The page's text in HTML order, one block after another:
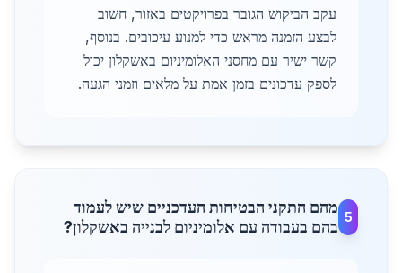
עקב הביקוש הגובר בפרויקטים באזור, חשוב
לבצע הזמנה מראש כדי למנוע עיכובים. בנוסף,
קשר ישיר עם מחסני האלומיניום באשקלון יכול
לספק עדכונים בזמן אמת על מלאים וזמני הגעה.
5
מהם התקני הבטיחות העדכניים שיש לעמוד
בהם בעבודה עם אלומיניום לבנייה באשקלון?